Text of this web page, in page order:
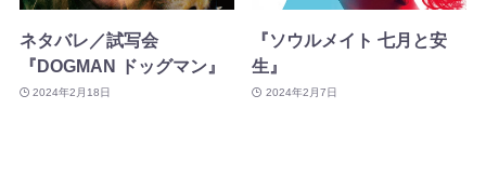
ネタバレ／試写会
『DOGMAN ドッグマン』
2024年2月18日
『ソウルメイト 七月と安
生』
2024年2月7日